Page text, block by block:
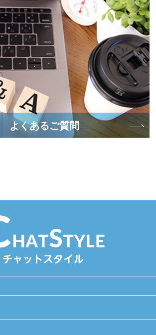
よくあるご質問